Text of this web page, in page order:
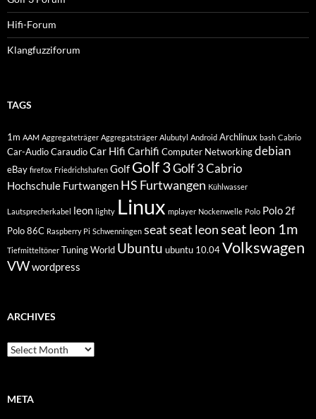
Hifi-Forum
Klangfuzziforum
TAGS
1m AAM Aggregateträger Aggregatsträger Alubutyl Android Archlinux bash Cabrio
Car-AudioCaraudioCar Hifi Carhifi Computer Networkingdebian
eBay firefox Friedrichshafen Golf Golf 3Golf 3 Cabrio
Hochschule Furtwangen HS Furtwangen Kühlwasser
Lautsprecherkabel leon lighty Linux mplayer Nockenwelle Polo Polo 2f
Polo 86C Raspberry Pi Schwenningen seatseat leonseat leon 1m
Tiefmitteltöner Tuning World Ubuntu ubuntu 10.04Volkswagen
VWwordpress
ARCHIVES
Archives
META